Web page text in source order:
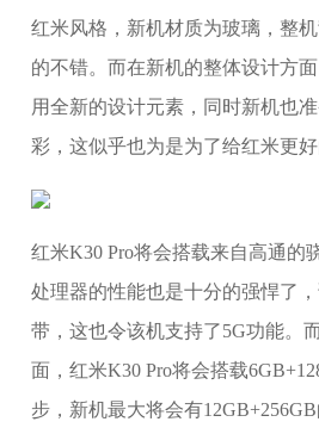
红米风格，新机材质为玻璃，整
的不错。而在新机的整体设计方
用全新的设计元素，同时新机也
彩，这似乎也为是为了给红米更好
红米K30 Pro将会搭载来自高通的
处理器的性能也是十分的强悍了
带，这也令该机支持了5G功能。
面，红米K30 Pro将会搭载
步，新机最大将会有